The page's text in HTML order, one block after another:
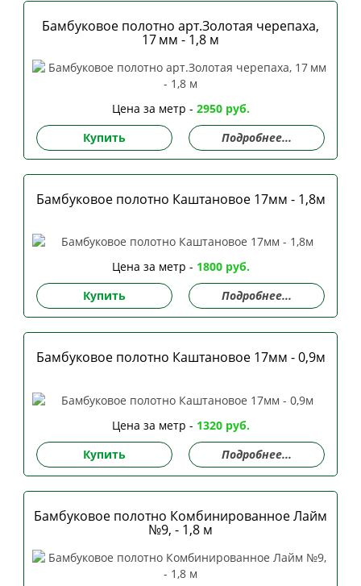
Бамбуковое полотно арт.Золотая черепаха,
17 мм - 1,8 м
Цена за метр - 2950 руб.
Купить
Подробнее...
Бамбуковое полотно Каштановое 17мм - 1,8м
Цена за метр - 1800 руб.
Купить
Подробнее...
Бамбуковое полотно Каштановое 17мм - 0,9м
Цена за метр - 1320 руб.
Купить
Подробнее...
Бамбуковое полотно Комбинированное Лайм
№9, - 1,8 м